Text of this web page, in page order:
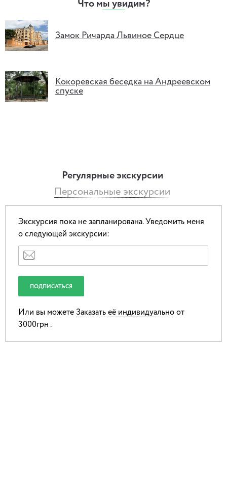
Мы приглашаем Вас на вечернюю прогулку по
Андреевскому спуску.
Что мы увидим?
Замок Ричарда Львиное Сердце
Кокоревская беседка на Андреевском
спуске
Регулярные экскурсии
Персональные экскурсии
Экскурсия пока не запланирована. Уведомить меня
о следующей экскурсии:
Или вы можете Заказать её индивидуально от
3000грн .